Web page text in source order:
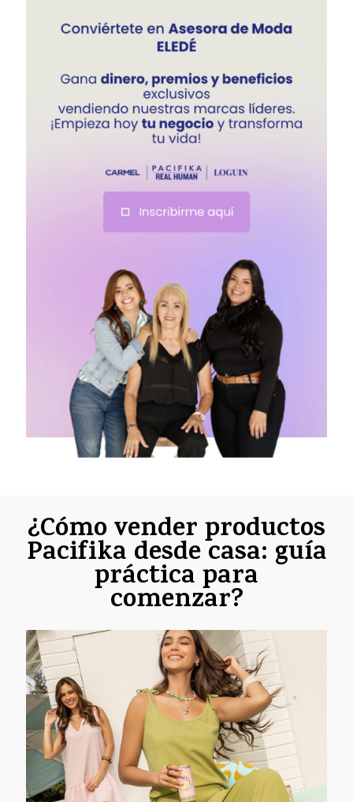
¿Cómo vender productos
Pacifika desde casa: guía
práctica para
comenzar?